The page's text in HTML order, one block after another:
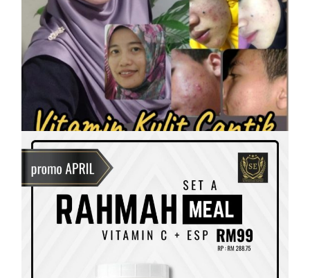
SHAKLEE
Vitamin Kulit Cantik kini Vitamin
Rahmah mampu milik
On7 April, 2023 byTun Azah Aziz